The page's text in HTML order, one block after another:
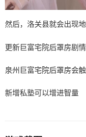
然后，洛关县就会出现
更新巨富宅院后罩房剧情
泉州巨富宅院后罩房会
新增私塾可以增进智量